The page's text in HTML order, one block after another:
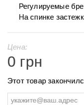
Регулируемые
На спинке
Цена:
0 грн
Этот товар